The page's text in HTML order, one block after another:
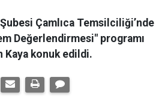
Çamlıca Temsilciliği’nde
Değerlendirmesi" programı
Kaya konuk edildi.